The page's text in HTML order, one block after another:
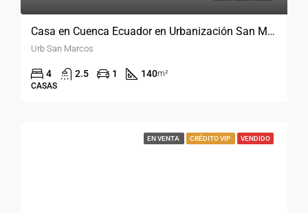
Casa en Cuenca Ecuador en Urbanización San Marcos
Urb San Marcos
4 2.5 1 140m²
CASAS
EN VENTA CRÉDITO VIP VENDIDO